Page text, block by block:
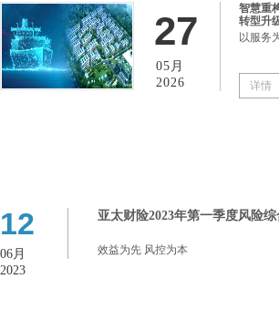
27
05月
2026
智慧重
转型升
以服务
详情
12
06月
2023
亚太财险2023年第一季度风险
效益为先 风控为本